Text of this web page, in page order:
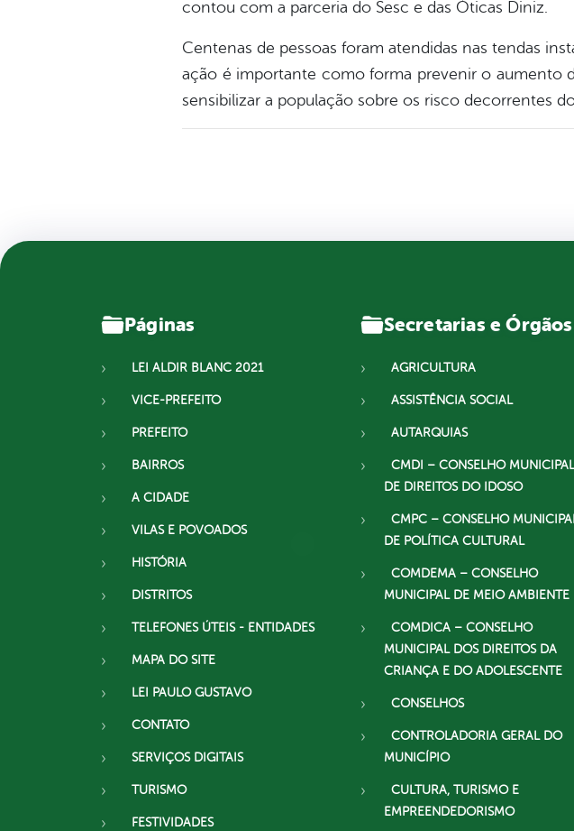
contou com a parceria do Sesc e das Óticas Diniz.
Centenas de pessoas foram atendidas nas tendas
ação é importante como forma prevenir o aumento
sensibilizar a população sobre os risco decorrentes
Páginas
LEI ALDIR BLANC 2021
VICE-PREFEITO
PREFEITO
BAIRROS
A CIDADE
VILAS E POVOADOS
HISTÓRIA
DISTRITOS
TELEFONES ÚTEIS - ENTIDADES
MAPA DO SITE
LEI PAULO GUSTAVO
CONTATO
SERVIÇOS DIGITAIS
TURISMO
FESTIVIDADES
Secretarias e Órgãos
AGRICULTURA
ASSISTÊNCIA SOCIAL
AUTARQUIAS
CMDI – CONSELHO MUNICIPAL
DE DIREITOS DO IDOSO
CMPC – CONSELHO
DE POLÍTICA CULTURAL
COMDEMA – CONSELHO
MUNICIPAL DE MEIO AMBIENTE
COMDICA – CONSELHO
MUNICIPAL DOS DIREITOS DA
CRIANÇA E DO ADOLESCENTE
CONSELHOS
CONTROLADORIA GERAL DO
MUNICÍPIO
CULTURA, TURISMO E
EMPREENDEDORISMO